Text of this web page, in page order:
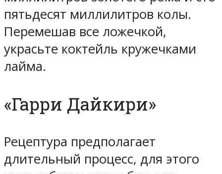
пятьдесят миллилитров колы.
Перемешав все ложечкой,
украсьте коктейль кружечками
лайма.
«Гарри Дайкири»
Рецептура предполагает
длительный процесс, для этого